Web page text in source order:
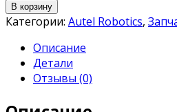
В корзину
Категории: Autel Robotics,
Описание
Детали
Отзывы (0)